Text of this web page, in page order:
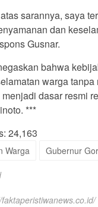
sarannya, saya
dan
Gusnar.
bahwa
warga
dasar resmi
***
24,163
Warga Gubernur